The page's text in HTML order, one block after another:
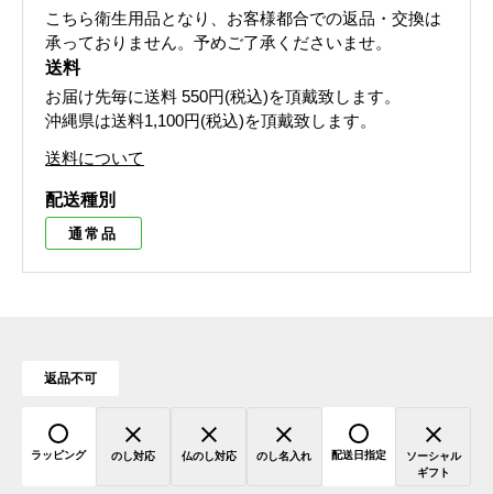
こちら衛生用品となり、お客様都合での返品・交換は
承っておりません。予めご了承くださいませ。
送料
お届け先毎に送料 550円(税込)を頂戴致します。
沖縄県は送料1,100円(税込)を頂戴致します。
送料について
配送種別
通常品
返品不可
ラッピング のし対応 仏のし対応 のし名入れ 配送日指定
ソーシャル
ギフト